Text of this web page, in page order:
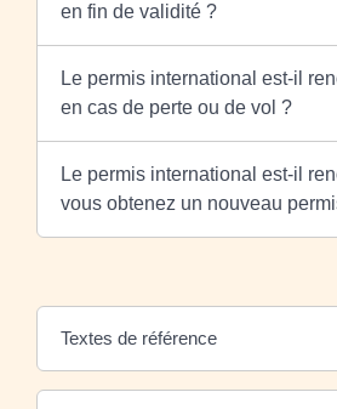
en fin de validité ?
Le permis international est-il
en cas de perte ou de vol ?
Le permis international est-il
vous obtenez un nouveau
Textes de référence